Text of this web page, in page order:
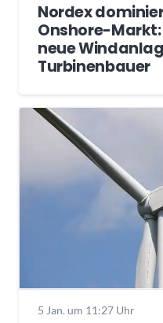
Nordex
Onshore-
neue
Turbinenbauer
5 Jan. um 11:27 Uhr